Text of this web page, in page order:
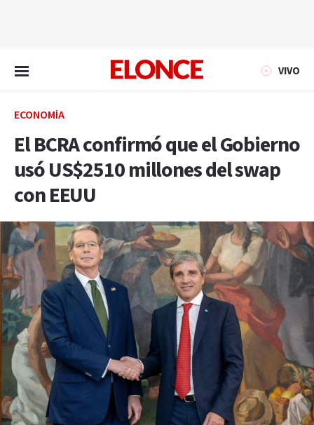
VIVO
ECONOMÍA
El BCRA confirmó que el Gobierno
usó US$2510 millones del swap
con EEUU